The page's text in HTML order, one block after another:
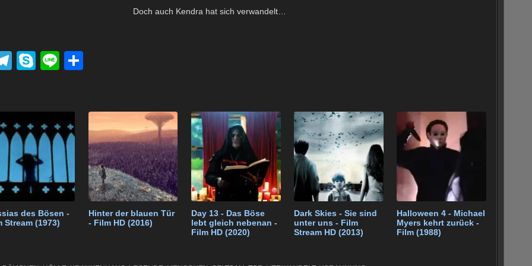
Doch auch Kendra hat sich verwandelt…
T
gr
a
m
S
e
Li
n
des Bösen -
Stream (1973)
Hinter der blauen Tür
- Film HD (2016)
Day 13 - Das Böse
lebt gleich nebenan -
Film HD (2020)
Dark Skies - Sie sind
unter uns - Film
Stream HD (2013)
Halloween 4 - Michael
Myers kehrt zurück -
Film (1988)